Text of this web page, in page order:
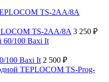
TS-2AA/8A 3 250 ₽
100 Baxi It 2 500 ₽